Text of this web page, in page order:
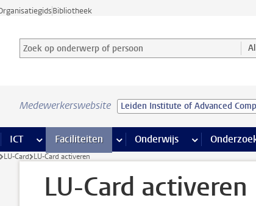
Bibliotheek
Zoek op onderwerp of persoon en selecteer categorie
Zoekterm
Medewerkerswebsite Leiden Institute of Advanced
Financiën pagina’s
ICT meer ICT pagina’s
Faciliteiten meer Faciliteiten pagina’s
Onderwijs meer
LU-Card LU-Card activeren
LU-Card activeren